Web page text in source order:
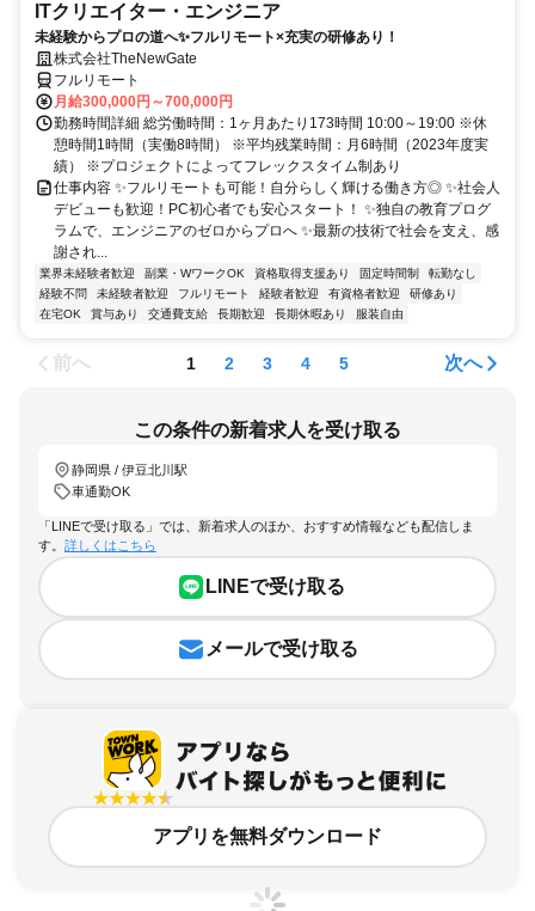
ITクリエイター・エンジニア
未経験からプロの道へ✨フルリモート×充実の研修あり！
株式会社TheNewGate
フルリモート
月給300,000円～700,000円
勤務時間詳細 総労働時間：1ヶ月あたり173時間 10:00～19:00 ※休
憩時間1時間（実働8時間） ※平均残業時間：月6時間（2023年度実
績） ※プロジェクトによってフレックスタイム制あり
仕事内容 ✨フルリモートも可能！自分らしく輝ける働き方◎ ✨社会人
デビューも歓迎！PC初心者でも安心スタート！ ✨独自の教育プログ
ラムで、エンジニアのゼロからプロへ ✨最新の技術で社会を支え、感
謝され...
業界未経験者歓迎 副業・WワークOK 資格取得支援あり 固定時間制
転勤なし
経験不問
未経験者歓迎 フルリモート 経験者歓迎 有資格者歓迎
研修あり
在宅OK
賞与あり 交通費支給 長期歓迎 長期休暇あり 服装自由
前へ 1 2 3 4 5 次へ
この条件の新着求人を受け取る
静岡県 / 伊豆北川駅
車通勤OK
「LINEで受け取る」では、新着求人のほか、おすすめ情報なども配信しま
す。 詳しくはこちら
LINEで受け取る
メールで受け取る
アプリを無料ダウンロード